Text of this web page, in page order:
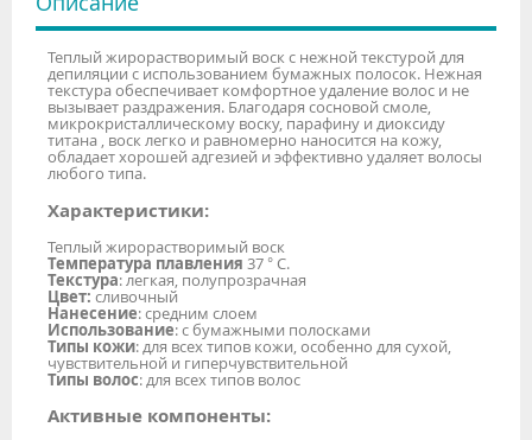
Теплый жирорастворимый воск с нежной текстурой для
депиляции с использованием бумажных полосок. Нежная
текстура обеспечивает комфортное удаление волос и не
вызывает раздражения. Благодаря сосновой смоле,
микрокристаллическому воску, парафину и диоксиду
титана , воск легко и равномерно наносится на кожу,
обладает хорошей адгезией и эффективно удаляет волосы
любого типа.
Характеристики:
Теплый жирорастворимый воск
Температура плавления 37 ° С.
Текстура: легкая, полупрозрачная
Цвет:сливочный
Нанесение: средним слоем
Использование: с бумажными полосками
Типы кожи: для всех типов кожи, особенно для сухой,
чувствительной и гиперчувствительной
Типы волос: для всех типов волос
Активные компоненты: